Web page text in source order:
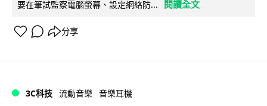
要在筆試監察電腦螢幕、設定網絡防...
閱讀全文
分享
3C科技 流動音樂 音樂耳機